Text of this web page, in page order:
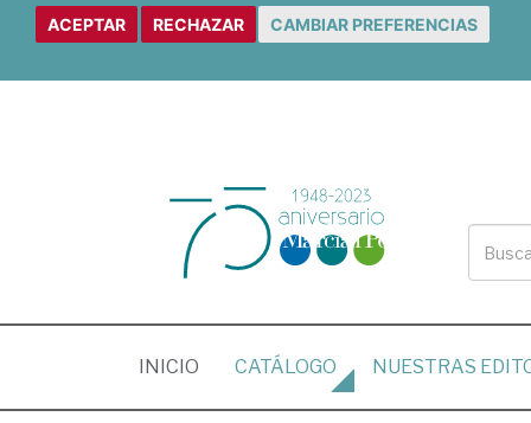
ACEPTAR RECHAZAR CAMBIAR PREFERENCIAS
INICIO (CURRENT)
CATÁLOGO NUESTRAS